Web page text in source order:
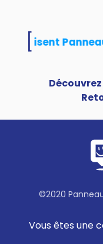
utilisent
©2020
Vous êtes une